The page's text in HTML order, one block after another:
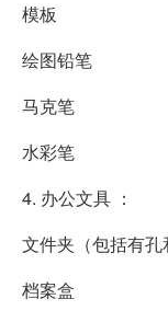
模板
绘图铅笔
马克笔
水彩笔
4. 办公文具 ：
文件夹（包括有孔
档案盒